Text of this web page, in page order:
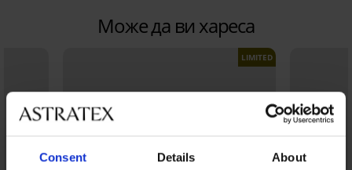
Consent Details About
Може да ви хареса
LIMITED